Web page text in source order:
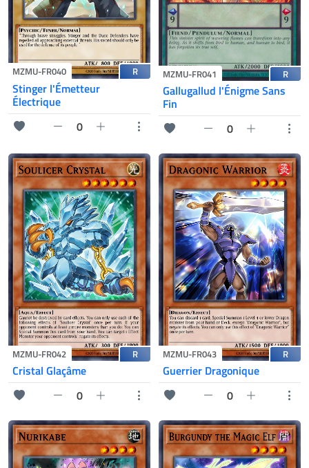
MZMU-FR040 R
Stinger l'Émetteur
Électrique
0
MZMU-FR041 R
Gallugallud l'Énigme Sans
Fin
0
MZMU-FR042 R
Cristal Glaçâme
0
MZMU-FR043 R
Guerrier Dragonique
0